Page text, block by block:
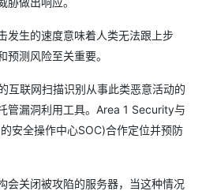
发生的速度意味着人类无法跟上步
测风险至关重要。
互联网扫描识别从事此类恶意活动的
管漏洞利用工具。Area 1 Security与
安全操作中心SOC)合作定位并预防
会关闭被攻陷的服务器，当这种情况